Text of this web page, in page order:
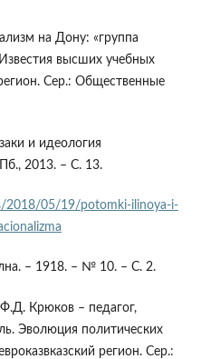
на Дону: «группа
высших учебных
Сер.: Общественные
и идеология
2013. – С. 13.
2018/05/19/potomki-ilinoya-i-
– 1918. – № 10. – С. 2.
Крюков – педагог,
Эволюция политических
регион. Сер.: